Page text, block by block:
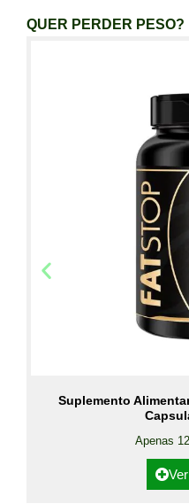
QUER PERDER PESO?
Suplemento
Apenas